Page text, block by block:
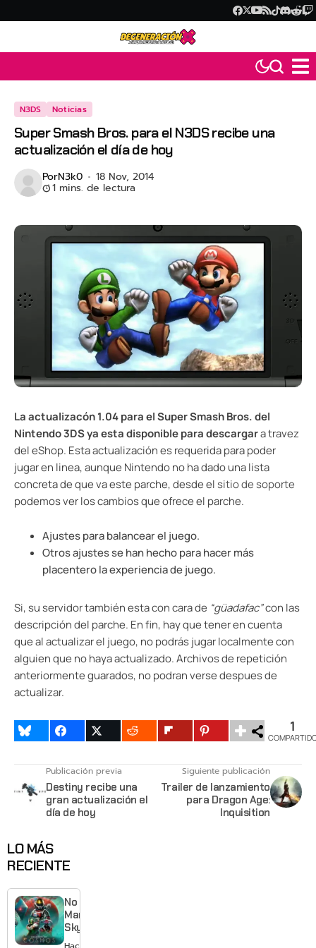
N3DS Noticias
Super Smash Bros. para el N3DS recibe una
actualización el día de hoy
PorN3k0 18 Nov, 2014
1 mins. de lectura
La actualizacón 1.04 para el Super Smash Bros. del
Nintendo 3DS ya esta disponible para descargara travez
del eShop. Esta actualización es requerida para poder
jugar en linea, aunque Nintendo no ha dado una lista
concreta de que va este parche, desde elsitio de soporte
podemos ver los cambios que ofrece el parche.
Ajustes para balancear el juego.
Otros ajustes se han hecho para hacer más
placentero la experiencia de juego.
Si, su servidor también esta con cara de “güadafac”con las
descripción del parche. En fin, hay que tener en cuenta
que al actualizar el juego, no podrás jugar localmente con
alguien que no haya actualizado. Archivos de repetición
anteriormente guarados, no podran verse despues de
actualizar.
1
Publicación previa
Destiny recibe una
gran actualización el
día de hoy
Siguiente publicación
Trailer de lanzamiento
para Dragon Age:
Inquisition
LO MÁS
RECIENTE
No
Man’s
Sky
cumple